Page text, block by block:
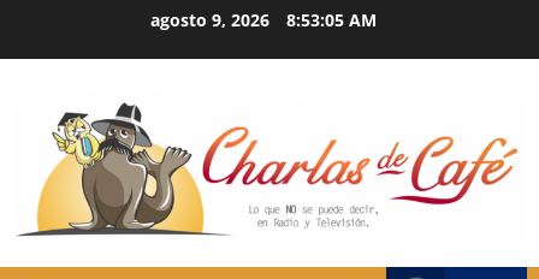
agosto 9, 2026 8:53:06 AM